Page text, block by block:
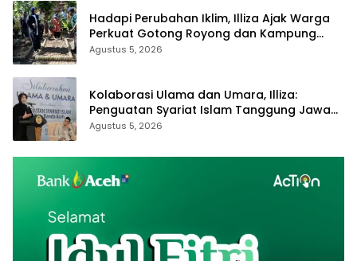
Hadapi Perubahan Iklim, Illiza Ajak Warga
Perkuat Gotong Royong dan Kampung
Proklim
Agustus 5, 2026
Kolaborasi Ulama dan Umara, Illiza:
Penguatan Syariat Islam Tanggung Jawab
Bersama
Agustus 5, 2026